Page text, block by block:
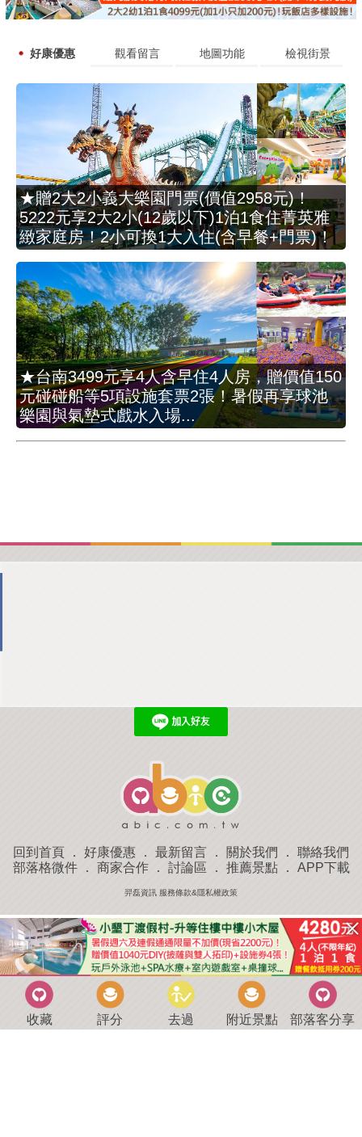
好康優惠 觀看留言 地圖功能 檢視街景
★贈2大2小義大樂園門票(價值2958元)！
5222元享2大2小(12歲以下)1泊1食住菁英雅
緻家庭房！2小可換1大入住(含早餐+門票)！
★台南3499元享4人含早住4人房，贈價值150
元碰碰船等5項設施套票2張！暑假再享球池
樂園與氣墊式戲水入場...
回到首頁 ． 好康優惠 ． 最新留言 ． 關於我們 ． 聯絡我們
部落格微件． 商家合作． 討論區 ． 推薦景點． APP下載
羿磊資訊 服務條款&隱私權政策
收藏 評分 去過 附近景點 部落客分享